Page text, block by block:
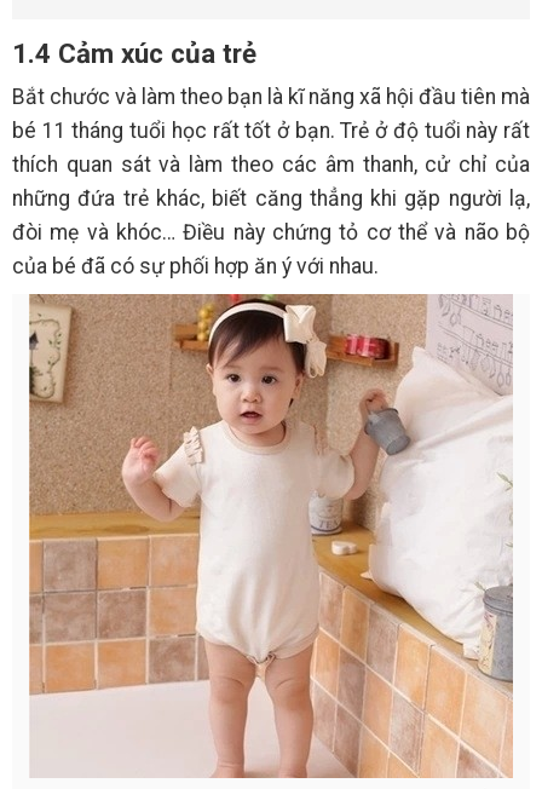
1.4 Cảm xúc của trẻ
Bắt chước và làm theo bạn là kĩ năng xã hội đầu tiên mà
bé 11 tháng tuổi học rất tốt ở bạn. Trẻ ở độ tuổi này rất
thích quan sát và làm theo các âm thanh, cử chỉ của
những đứa trẻ khác, biết căng thẳng khi gặp người lạ,
đòi mẹ và khóc… Điều này chứng tỏ cơ thể và não bộ
của bé đã có sự phối hợp ăn ý với nhau.